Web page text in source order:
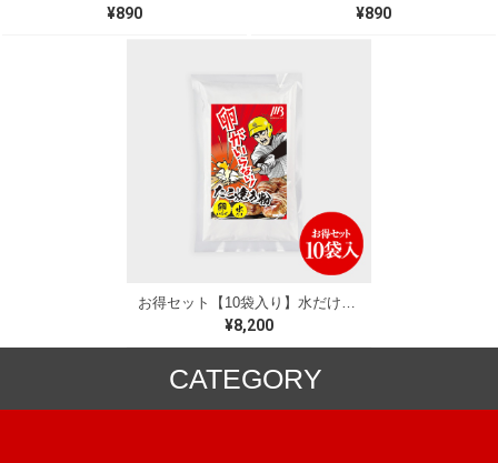
¥890 ¥890
お得セット【10袋入り】水だけでできる！たこ焼きミックス粉
¥8,200
CATEGORY
ミックス粉 冷凍食品